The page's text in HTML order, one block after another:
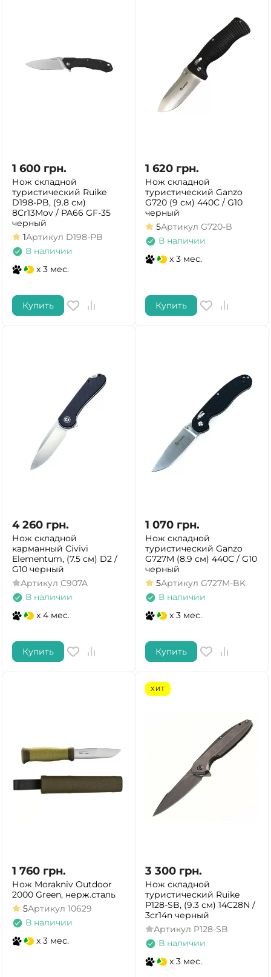
1 600 грн.
Нож складной
туристический Ruike
D198-PB, (9.8 см)
8Cr13Mov / PA66 GF-35
черный
1Артикул D198-PB
В наличии
x 3 мес.
Купить
1 620 грн.
Нож складной
туристический Ganzo
G720 (9 см) 440C / G10
черный
5Артикул G720-B
В наличии
x 3 мес.
Купить
4 260 грн.
Нож складной
карманный Civivi
Elementum, (7.5 см) D2 /
G10 черный
Артикул C907A
В наличии
x 4 мес.
Купить
1 070 грн.
Нож складной
туристический Ganzo
G727M (8.9 см) 440С / G10
черный
5Артикул G727M-BK
В наличии
x 3 мес.
Купить
1 760 грн.
Нож Morakniv Outdoor
2000 Green, нерж.сталь
5Артикул 10629
В наличии
x 3 мес.
ХИТ
3 300 грн.
Нож складной
туристический Ruike
P128-SB, (9.3 см) 14C28N /
3cr14n черный
Артикул P128-SB
В наличии
x 3 мес.